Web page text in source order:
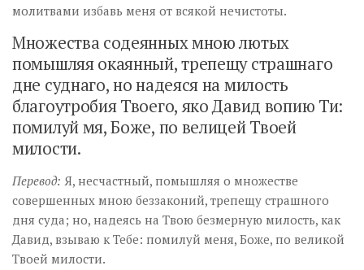
молитвами избавь меня от всякой нечистоты.
Множества содеянных мною лютых
помышляя окаянный, трепещу страшнаго
дне суднаго, но надеяся на милость
благоутробия Твоего, яко Давид вопию Ти:
помилуй мя, Боже, по велицей Твоей
милости.
Перевод: Я, несчастный, помышляя о множестве
совершенных мною беззаконий, трепещу страшного
дня суда; но, надеясь на Твою безмерную милость, как
Давид, взываю к Тебе: помилуй меня, Боже, по великой
Твоей милости.